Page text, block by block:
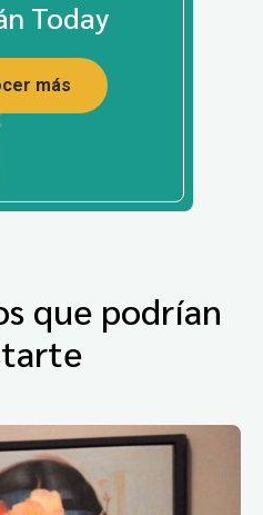
Today
más
que podrían